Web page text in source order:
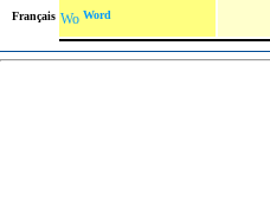
Français Word